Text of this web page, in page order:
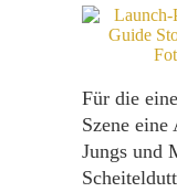
Für die
Szene
Jungs und